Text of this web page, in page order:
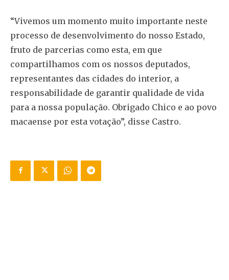
“Vivemos um momento muito importante neste
processo de desenvolvimento do nosso Estado,
fruto de parcerias como esta, em que
compartilhamos com os nossos deputados,
representantes das cidades do interior, a
responsabilidade de garantir qualidade de vida
para a nossa população. Obrigado Chico e ao povo
macaense por esta votação”, disse Castro.